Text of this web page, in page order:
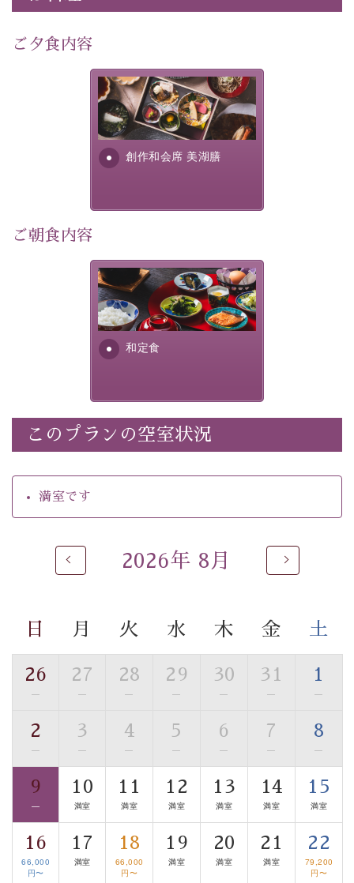
30項目以上からなる独自の衛生・消毒プログラムの基、
---------------------------------------------
・記念写真＆オリジナル【フォトフレームカード】プレ
思い出デザートプレート付き
・諏訪大社4社を巡る無料参拝バス（事前予約制）
・館内着をご用意
・就寝用パジャマをご用意
・環境に配慮したアメニティをご用意
・館内フリーWi-Fi
・チェックイン15時、チェックアウト10時
いう昔の暦による料理表現）
・朝食はこだわりの味噌汁をはじめとした和定食
【温泉】
るご入浴をお愉しみください。
■お座敷風呂（大浴場）
す。
※男性大浴場までのご移動には階段がございます。 予め
ご了承のほどお願いいたします。
眺望はございませんが、源泉掛け流しの温泉の質を楽し
む貸切温泉風呂です。ゆったりといやされるプライベー
トな空間をお愉しみください。
【旅】
■諏訪大社4社を巡る無料参拝バス
豊富な知識を持ったドライバー兼ガイドが諏訪大社をご
案内します。
事前ご予約制ですので、ご利用ご希望の方
ご夕食内容
創作和会席 美湖膳
美湖膳とは諏訪の地で特別を
提供する為に料理長・神原 裕
明が考え出した創作和会席で
す。美しい諏訪湖の幸...
ご朝食内容
和定食
さっぱりとした和食膳に使わ
れる食材は、諏訪の名産品を
ふんだんに取り入れ、安心・
安全を心掛けた長野県産...
このプランの空室状況
満室です
2026年 8月
日 月 火 水 木 金 土
26
—
27
—
28
—
29
—
30
—
31
—
1
—
2
—
3
—
4
—
5
—
6
—
7
—
8
—
9
—
10
満室
11
満室
12
満室
13
満室
14
満室
15
満室
16
66,000
円〜
17
満室
18
66,000
円〜
19
満室
20
満室
21
満室
22
79,200
円〜